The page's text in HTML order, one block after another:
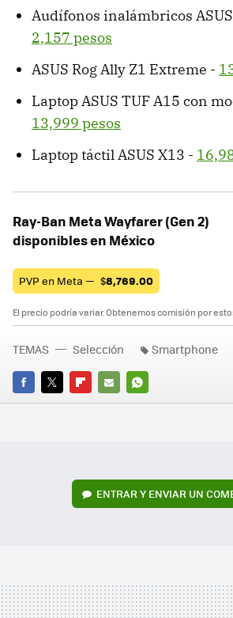
Audífonos inalámbricos
2,157 pesos
ASUS Rog Ally Z1 Extreme -
Laptop ASUS TUF A15 con
13,999 pesos
Laptop táctil ASUS X13 -
Ray-Ban Meta Wayfarer (Gen 2)
disponibles en México
PVP en Meta — $8,769.00
El precio podría variar. Obtenemos comisión por
FACEBOOK
TWITTERFLIPBOARD
E-
WHATSAPP
TEMAS Selección Smartphone
ENTRAR Y ENVIAR UN